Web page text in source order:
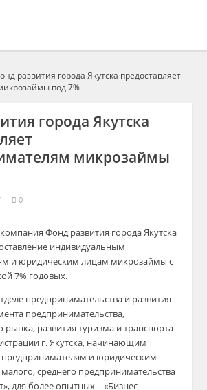
развития города Якутска предоставляет
под 7%
города Якутска
микрозаймы
0
компания Фонд развития города Якутска
индивидуальным
и юридическим лицам микрозаймы с
7% годовых.
предпринимательства и развития
предпринимательства,
рынка, развития туризма и транспорта
г. Якутска, начинающим
и юридическим
среднего предпринимательства
для более опытных – «Бизнес-